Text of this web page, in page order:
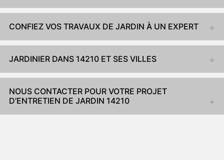
CONFIEZ VOS TRAVAUX DE JARDIN À UN EXPERT
JARDINIER DANS 14210 ET SES VILLES
NOUS CONTACTER POUR VOTRE PROJET
D’ENTRETIEN DE JARDIN 14210